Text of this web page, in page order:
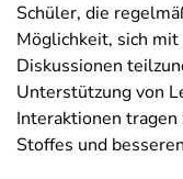
Schüler, die
Möglichkeit, sich
Diskussionen
Unterstützung von
Interaktionen
Stoffes und